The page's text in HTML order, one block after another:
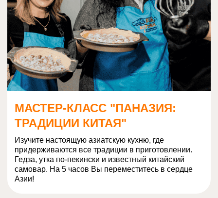
МАСТЕР-КЛАСС "ПАНАЗИЯ:
ТРАДИЦИИ КИТАЯ"
Изучите настоящую азиатскую кухню, где
придерживаются все традиции в приготовлении.
Гедза, утка по-пекински и известный китайский
самовар. На 5 часов Вы переместитесь в сердце
Азии!